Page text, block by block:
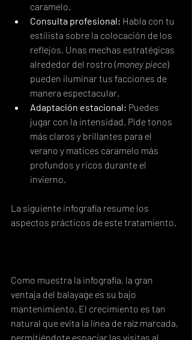
caramelo.
Consulta profesional: Habla con tu
estilista sobre la colocación de los
reflejos. Unas mechas estratégicas
alrededor del rostro (money piece)
pueden iluminar tus facciones de
manera espectacular.
Adaptación estacional: Puedes
jugar con la intensidad. Pide tonos
más claros y brillantes para el
verano y matices caramelo más
profundos y ricos durante el
invierno.
La siguiente infografía resume los
aspectos prácticos de este tratamiento.
Como muestra la infografía, la gran
ventaja del balayage es su bajo
mantenimiento. El crecimiento es tan
natural que evita la línea de raíz marcada,
permitiéndote espaciar las visitas al